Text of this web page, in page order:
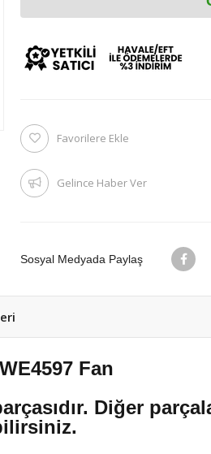
Favorilere Ekle
Gelince Haber Ver
Sosyal Medyada Paylaş
Fan
Diğer